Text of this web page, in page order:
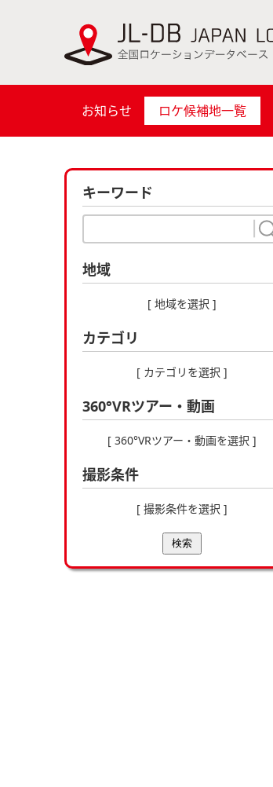
お知らせ ロケ候補地一覧
キーワード
地域
[ 地域を選択 ]
カテゴリ
[ カテゴリを選択 ]
360°VRツアー・動画
[ 360°VRツアー・動画を選択 ]
撮影条件
[ 撮影条件を選択 ]
検索